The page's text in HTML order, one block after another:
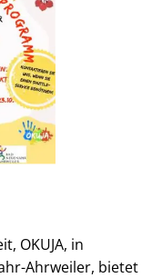
OKUJA, in
Ahrweiler, bietet